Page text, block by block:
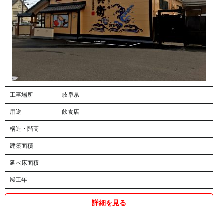
工事場所 岐阜県
用途 飲食店
構造・階高
建築面積
延べ床面積
竣工年
詳細を見る